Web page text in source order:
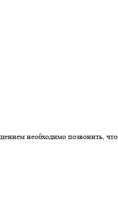
необходимо позвонить,